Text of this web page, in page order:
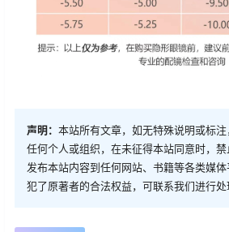
声明： 本站所有文章，如无特殊说明或标注
任何个人或组织，在未征得本站同意时，禁
发布本站内容到任何网站、书籍等各类媒
犯了原著者的合法权益，可联系我们进行处